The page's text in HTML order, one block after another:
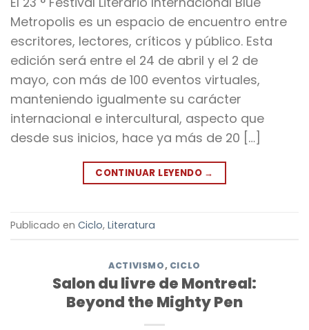
Metropolis es un espacio de encuentro entre
escritores, lectores, críticos y público. Esta
edición será entre el 24 de abril y el 2 de
mayo, con más de 100 eventos virtuales,
manteniendo igualmente su carácter
internacional e intercultural, aspecto que
desde sus inicios, hace ya más de 20 […]
CONTINUAR LEYENDO →
Publicado en Ciclo, Literatura
ACTIVISMO, CICLO
Salon du livre de Montreal:
Beyond the Mighty Pen